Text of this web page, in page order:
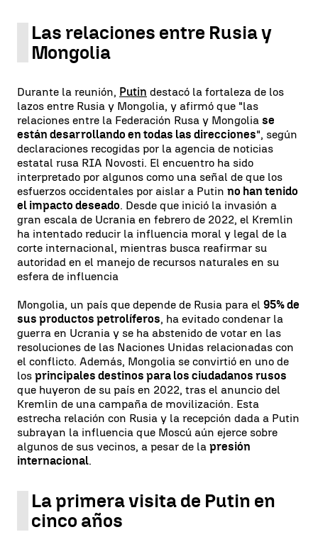
Las relaciones entre Rusia y
Mongolia
Durante la reunión, Putin destacó la fortaleza de los
lazos entre Rusia y Mongolia, y afirmó que "las
relaciones entre la Federación Rusa y Mongolia se
están desarrollando en todas las direcciones", según
declaraciones recogidas por la agencia de noticias
estatal rusa RIA Novosti. El encuentro ha sido
interpretado por algunos como una señal de que los
esfuerzos occidentales por aislar a Putin no han tenido
el impacto deseado. Desde que inició la invasión a
gran escala de Ucrania en febrero de 2022, el Kremlin
ha intentado reducir la influencia moral y legal de la
corte internacional, mientras busca reafirmar su
autoridad en el manejo de recursos naturales en su
esfera de influencia
Mongolia, un país que depende de Rusia para el 95% de
sus productos petrolíferos, ha evitado condenar la
guerra en Ucrania y se ha abstenido de votar en las
resoluciones de las Naciones Unidas relacionadas con
el conflicto. Además, Mongolia se convirtió en uno de
los principales destinos para los ciudadanos rusos
que huyeron de su país en 2022, tras el anuncio del
Kremlin de una campaña de movilización. Esta
estrecha relación con Rusia y la recepción dada a Putin
subrayan la influencia que Moscú aún ejerce sobre
algunos de sus vecinos, a pesar de la presión
internacional.
La primera visita de Putin en
cinco años